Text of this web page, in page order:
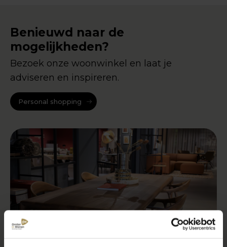
Benieuwd naar de
mogelijkheden?
Bezoek onze woonwinkel en laat je
adviseren en inspireren.
Personal shopping